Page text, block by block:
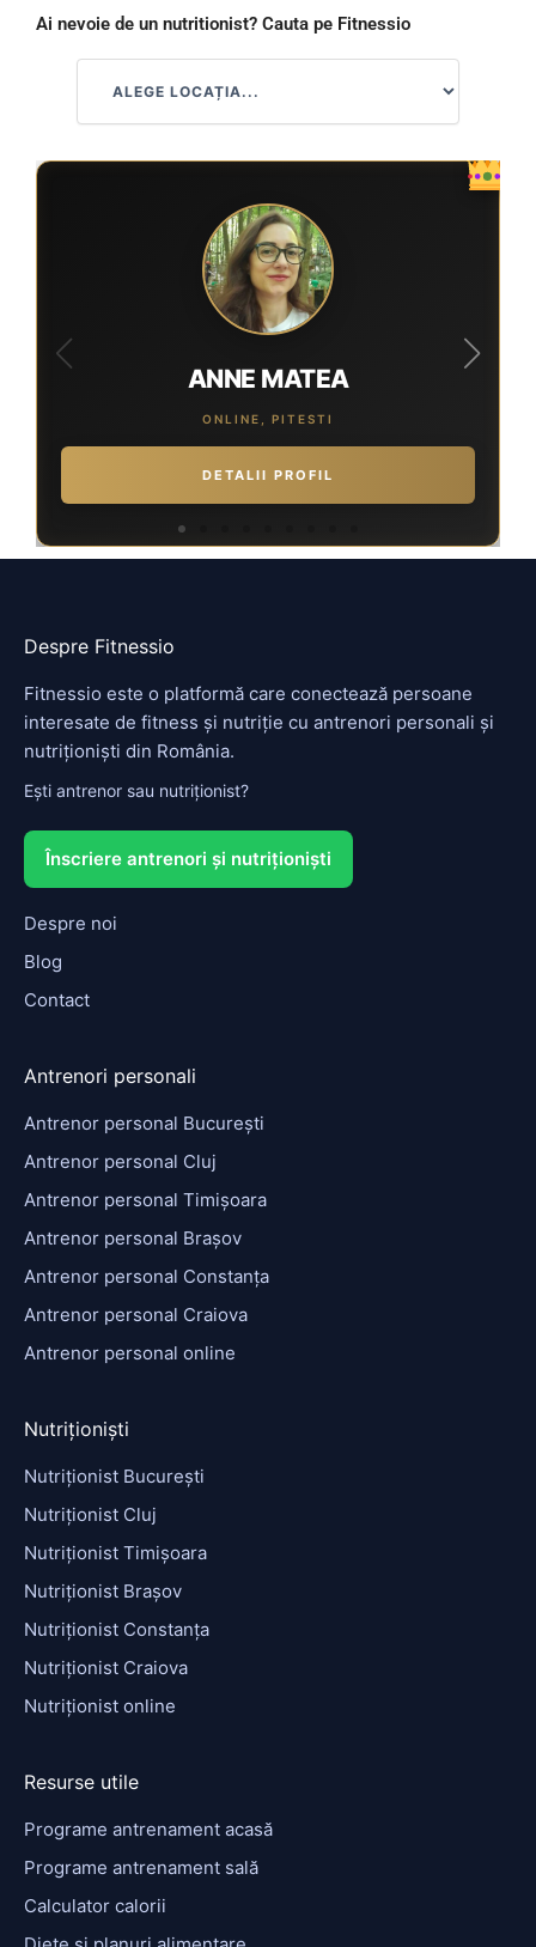
Ai nevoie de un nutritionist? Cauta pe Fitnessio
ANNE MATEA
ONLINE, PITESTI
DETALII PROFIL
Despre Fitnessio
Fitnessio este o platformă care conectează persoane
interesate de fitness și nutriție cu antrenori personali și
nutriționiști din România.
Ești antrenor sau nutriționist?
Înscriere antrenori și nutriționiști
Despre noi
Blog
Contact
Antrenori personali
Antrenor personal București
Antrenor personal Cluj
Antrenor personal Timișoara
Antrenor personal Brașov
Antrenor personal Constanța
Antrenor personal Craiova
Antrenor personal online
Nutriționiști
Nutriționist București
Nutriționist Cluj
Nutriționist Timișoara
Nutriționist Brașov
Nutriționist Constanța
Nutriționist Craiova
Nutriționist online
Resurse utile
Programe antrenament acasă
Programe antrenament sală
Calculator calorii